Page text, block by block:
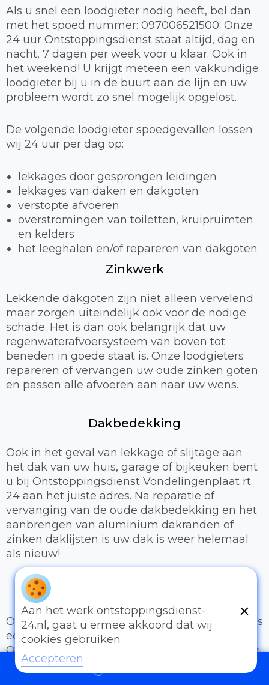
Als u snel een loodgieter nodig heeft, bel dan
met het spoed nummer: 097006521500. Onze
24 uur Ontstoppingsdienst staat altijd, dag en
nacht, 7 dagen per week voor u klaar. Ook in
het weekend! U krijgt meteen een vakkundige
loodgieter bij u in de buurt aan de lijn en uw
probleem wordt zo snel mogelijk opgelost.
De volgende loodgieter spoedgevallen lossen
wij 24 uur per dag op:
lekkages door gesprongen leidingen
lekkages van daken en dakgoten
verstopte afvoeren
overstromingen van toiletten, kruipruimten
en kelders
het leeghalen en/of repareren van dakgoten
Zinkwerk
Lekkende dakgoten zijn niet alleen vervelend
maar zorgen uiteindelijk ook voor de nodige
schade. Het is dan ook belangrijk dat uw
regenwaterafvoersysteem van boven tot
beneden in goede staat is. Onze loodgieters
repareren of vervangen uw oude zinken goten
en passen alle afvoeren aan naar uw wens.
Dakbedekking
Ook in het geval van lekkage of slijtage aan
het dak van uw huis, garage of bijkeuken bent
u bij Ontstoppingsdienst Vondelingenplaat rt
24 aan het juiste adres. Na reparatie of
vervanging van de oude dakbedekking en het
aanbrengen van aluminium dakranden of
zinken daklijsten is uw dak is weer helemaal
als nieuw!
Om aangenaam te kunnen wonen of werken is
een prettig binnenklimaat van groot belang.
Onze loodgieters kunnen hiervoor zorgen door
bijvoorbeeld:
Aan het werk ontstoppingsdienst-
24.nl, gaat u ermee akkoord dat wij
cookies gebruiken
Accepteren